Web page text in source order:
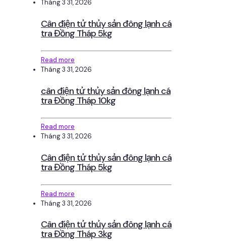
Tháng 3 31, 2026
Cân điện tử thủy sản đông lạnh cá
tra Đồng Tháp 5kg
Read more
Tháng 3 31, 2026
cân điện tử thủy sản đông lạnh cá
tra Đồng Tháp 10kg
Read more
Tháng 3 31, 2026
Cân điện tử thủy sản đông lạnh cá
tra Đồng Tháp 5kg
Read more
Tháng 3 31, 2026
Cân điện tử thủy sản đông lạnh cá
tra Đồng Tháp 3kg